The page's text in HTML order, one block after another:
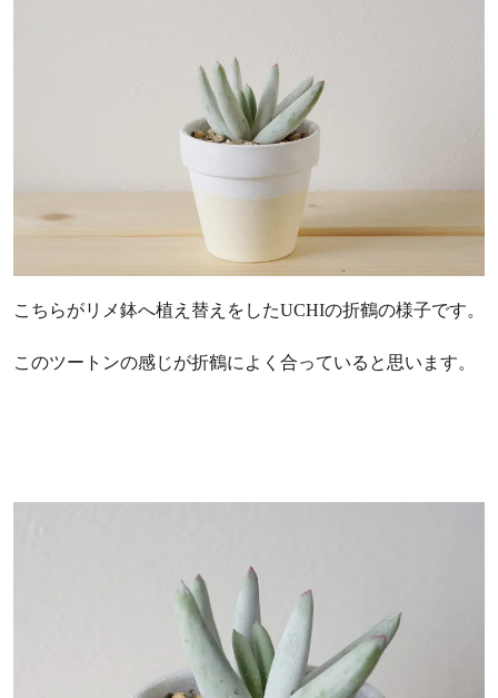
こちらがリメ鉢へ植え替えをしたUCHIの折鶴の様子です。
このツートンの感じが折鶴によく合っていると思います。